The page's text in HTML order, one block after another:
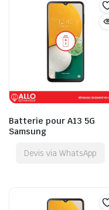
Batterie pour A13 5G
Samsung
Devis via WhatsApp